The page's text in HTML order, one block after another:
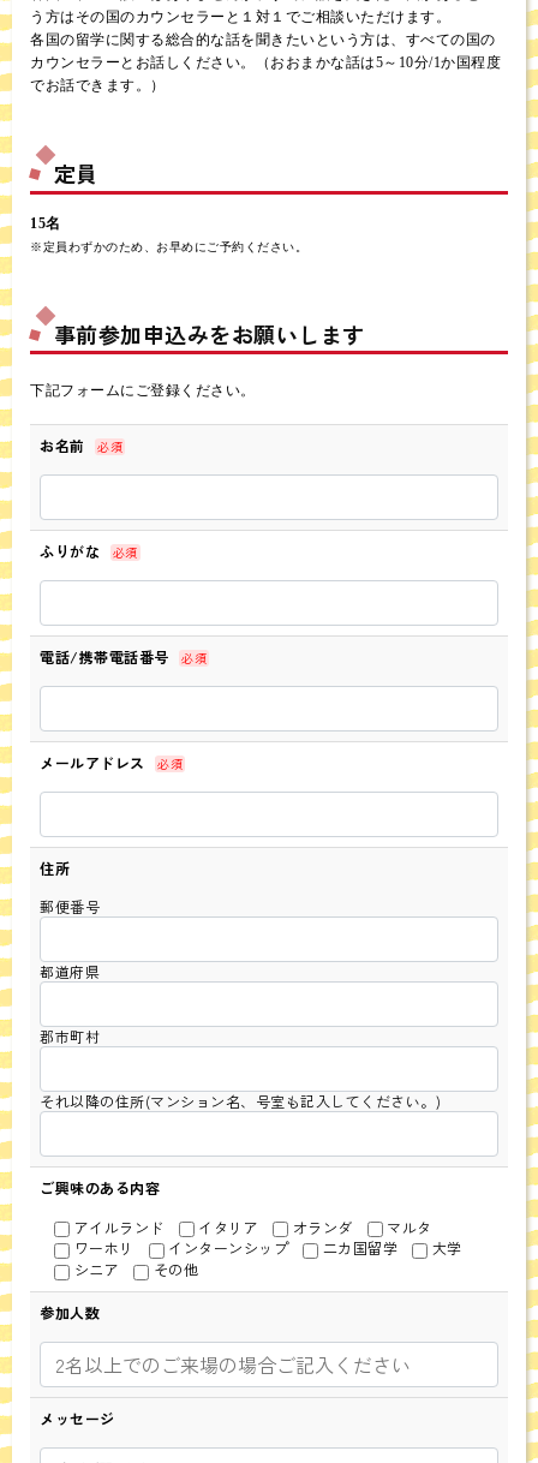
う方はその国のカウンセラーと１対１でご相談いただけます。
各国の留学に関する総合的な話を聞きたいという方は、すべての国の
カウンセラーとお話しください。（おおまかな話は5～10分/1か国程度
でお話できます。）
定員
15名
※定員わずかのため、お早めにご予約ください。
事前参加申込みをお願いします
下記フォームにご登録ください。
お名前 必須
ふりがな 必須
電話/携帯電話番号 必須
メールアドレス 必須
住所
郵便番号
都道府県
郡市町村
それ以降の住所(マンション名、号室も記入してください。)
ご興味のある内容
アイルランド
イタリア オランダ
マルタ
ワーホリ
インターンシップ 二カ国留学
大学
シニア
その他
参加人数
メッセージ